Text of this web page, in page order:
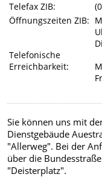
Telefax ZIB:
Öffnungszeiten ZIB:
Telefonische
Erreichbarkeit:
Sie können uns mit
Dienstgebäude
"Allerweg". Bei der
über die
"Deisterplatz".